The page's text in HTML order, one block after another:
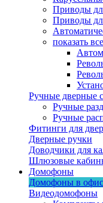
Приводы
Приводы
показать все
Ручные дверные
Ручные
Ручные
Фитинги для
Дверные ручки
Доводчики для
Шлюзовые
Домофоны
Домофоны в офис
Видеодомофоны